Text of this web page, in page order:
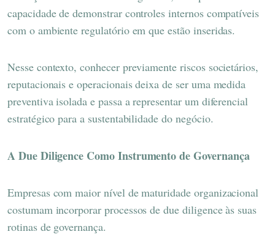
capacidade de demonstrar controles internos compatíveis
com o ambiente regulatório em que estão inseridas.
Nesse contexto, conhecer previamente riscos societários,
reputacionais e operacionais deixa de ser uma medida
preventiva isolada e passa a representar um diferencial
estratégico para a sustentabilidade do negócio.
A Due Diligence Como Instrumento de Governança
Empresas com maior nível de maturidade organizacional
costumam incorporar processos de due diligence às suas
rotinas de governança.